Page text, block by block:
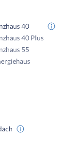
40
40 Plus
55